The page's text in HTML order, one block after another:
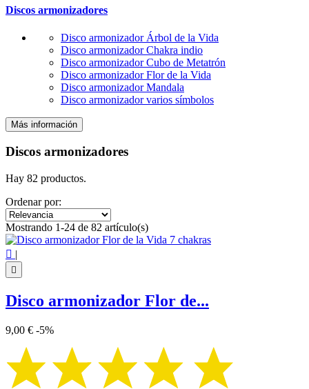
Discos armonizadores
Disco armonizador Árbol de la Vida
Disco armonizador Chakra indio
Disco armonizador Cubo de Metatrón
Disco armonizador Flor de la Vida
Disco armonizador Mandala
Disco armonizador varios símbolos
Claro
Disco armonizador Chakra indio
Disco armonizador Cubo de Metatrón
Disco armonizador Flor de la Vida
Disco armonizador Mandala 32
Precio
€
€
Símbolo
7 chakra
Árbol de la vida
Aum - Om
Chakra indio
Cubo de Metatrón 7
Más información
Discos armonizadores
Hay 82 productos.
Ordenar por:
Mostrando 1-24 de 82 artículo(s)
 |

Disco armonizador Flor de...
9,00 € -5%